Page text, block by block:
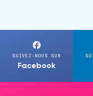
SUIVEZ-NOUS SUR
Facebook